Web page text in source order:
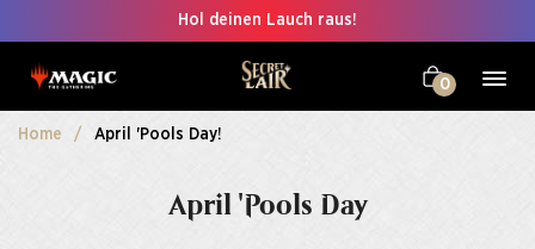
Hol deinen Lauch raus!
0
Home April 'Pools Day!
April 'Pools Day